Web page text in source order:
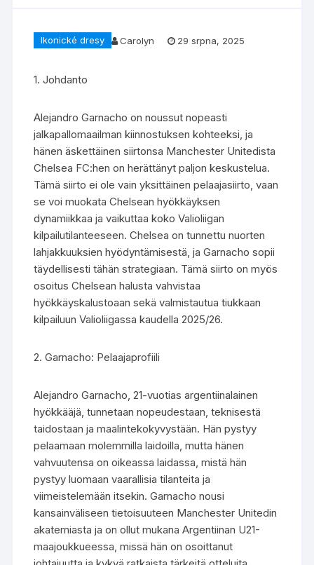
Ikonické dresy Carolyn 29 srpna, 2025
1. Johdanto
Alejandro Garnacho on noussut nopeasti
jalkapallomaailman kiinnostuksen kohteeksi, ja
hänen äskettäinen siirtonsa Manchester Unitedista
Chelsea FC:hen on herättänyt paljon keskustelua.
Tämä siirto ei ole vain yksittäinen pelaajasiirto, vaan
se voi muokata Chelsean hyökkäyksen
dynamiikkaa ja vaikuttaa koko Valioliigan
kilpailutilanteeseen. Chelsea on tunnettu nuorten
lahjakkuuksien hyödyntämisestä, ja Garnacho sopii
täydellisesti tähän strategiaan. Tämä siirto on myös
osoitus Chelsean halusta vahvistaa
hyökkäyskalustoaan sekä valmistautua tiukkaan
kilpailuun Valioliigassa kaudella 2025/26.
2. Garnacho: Pelaajaprofiili
Alejandro Garnacho, 21-vuotias argentiinalainen
hyökkääjä, tunnetaan nopeudestaan, teknisestä
taidostaan ja maalintekokyvystään. Hän pystyy
pelaamaan molemmilla laidoilla, mutta hänen
vahvuutensa on oikeassa laidassa, mistä hän
pystyy luomaan vaarallisia tilanteita ja
viimeistelemään itsekin. Garnacho nousi
kansainväliseen tietoisuuteen Manchester Unitedin
akatemiasta ja on ollut mukana Argentiinan U21-
maajoukkueessa, missä hän on osoittanut